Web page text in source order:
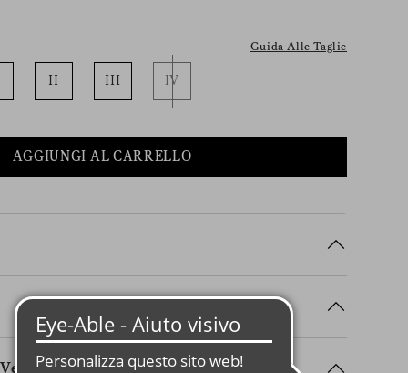
Guida Alle Taglie
II III IV
AGGIUNGI AL CARRELLO